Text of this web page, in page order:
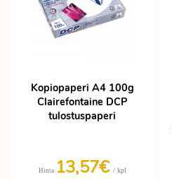
Kopiopaperi A4 100g
Clairefontaine DCP
tulostuspaperi
Hinta 13,57€ / kpl